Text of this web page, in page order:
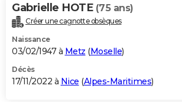
Gabrielle HOTE (75 ans)
Créer une cagnotte obsèques
Naissance
03/02/1947 à Metz (Moselle)
Décès
17/11/2022 à Nice (Alpes-Maritimes)